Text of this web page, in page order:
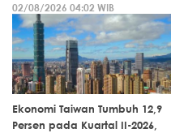
02/08/2026 04:02 WIB
Ekonomi Taiwan Tumbuh 12,9
Persen pada Kuartal II-2026,